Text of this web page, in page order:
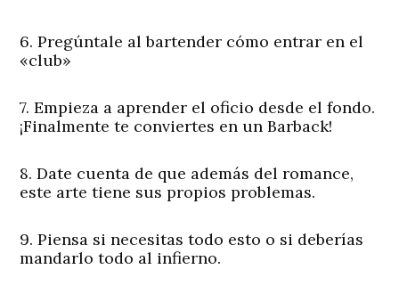
6. Pregúntale al bartender cómo entrar en el
«club»
7. Empieza a aprender el oficio desde el fondo.
¡Finalmente te conviertes en un Barback!
8. Date cuenta de que además del romance,
este arte tiene sus propios problemas.
9. Piensa si necesitas todo esto o si deberías
mandarlo todo al infierno.